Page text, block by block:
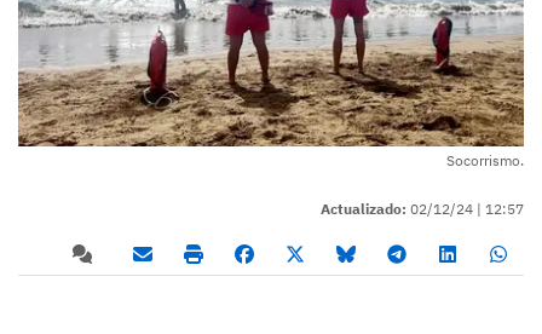
Socorrismo.
Actualizado: 02/12/24 | 12:57